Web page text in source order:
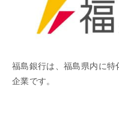
福島銀行は、福島県内に特
企業です。